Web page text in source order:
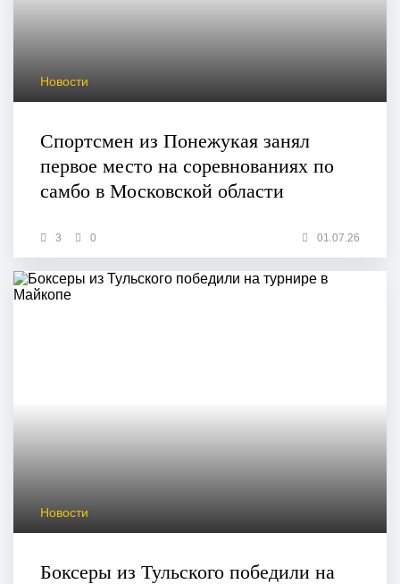
Новости
Спортсмен из Понежукая занял
первое место на соревнованиях по
самбо в Московской области
3 0 01.07.26
Новости
Боксеры из Тульского победили на